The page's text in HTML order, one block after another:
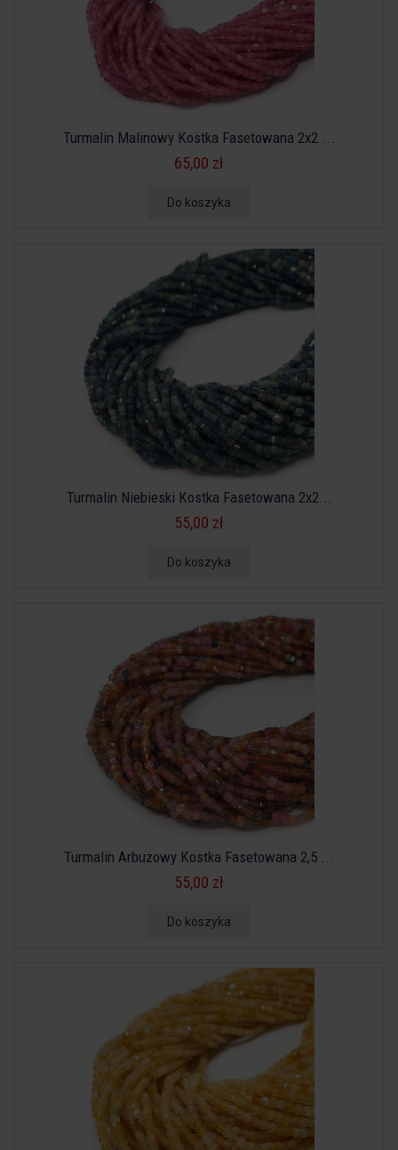
Turmalin Malinowy Kostka Fasetowana 2x2 ...
65,00 zł
Do koszyka
Turmalin Niebieski Kostka Fasetowana 2x2...
55,00 zł
Do koszyka
Turmalin Arbuzowy Kostka Fasetowana 2,5 ...
55,00 zł
Do koszyka